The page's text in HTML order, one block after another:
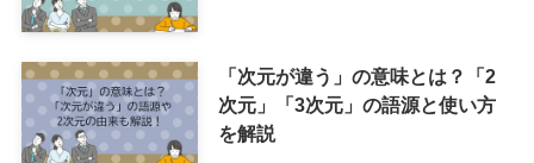
「次元が違う」の意味とは？「2
次元」「3次元」の語源と使い方
を解説